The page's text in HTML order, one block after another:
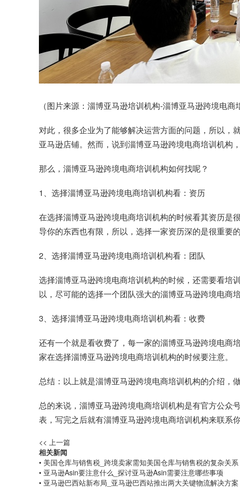
（图片来源：淄博亚马逊培训机构-淄博亚马逊跨境电商
对此，很多企业为了能够解决运营方面的问题，所以，
亚马逊店铺。然而，说到淄博亚马逊跨境电商培训机构
那么，淄博亚马逊跨境电商培训机构如何找呢？
1、选择淄博亚马逊跨境电商培训机构看：资历
在选择淄博亚马逊跨境电商培训机构的时候看其资历是
导你的东西也有限，所以，选择一家资历深的是很重要
2、选择淄博亚马逊跨境电商培训机构看：团队
选择淄博亚马逊跨境电商培训机构的时候，还需要看培
以，尽可能的选择一个团队强大的淄博亚马逊跨境电商培
3、选择淄博亚马逊跨境电商培训机构看：收费
还有一个就是看收费了，每一家的淄博亚马逊跨境电商
家在选择淄博亚马逊跨境电商培训机构的时候要注意。
总结：以上就是淄博亚马逊跨境电商培训机构的介绍，
总的来说，淄博亚马逊跨境电商培训机构是有官方公众
表，写完之后就有淄博亚马逊跨境电商培训机构来联系你
<< 上一篇
相关新闻
• 美国仓库与销售税_跨境卖家需知美国仓库与销售税的复杂关系
• 亚马逊Asin要注意什么_探讨亚马逊Asin需要注意哪些事项
• 亚马逊巴西站新布局_亚马逊巴西站推出两大关键物流解决方案